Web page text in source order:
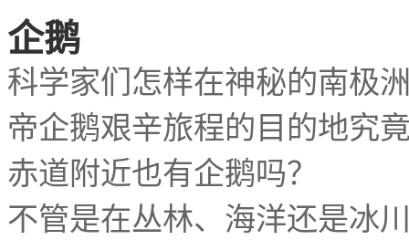
企鹅
科学家们怎样在神秘的南极
帝企鹅艰辛旅程的目的地究
赤道附近也有企鹅吗？
不管是在丛林、海洋还是冰